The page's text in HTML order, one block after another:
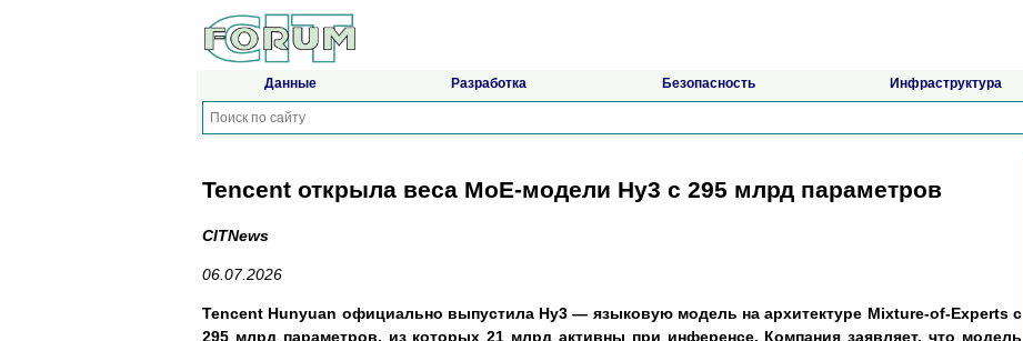
Данные Разработка Безопасность Инфраструктура
Tencent открыла веса MoE-модели Hy3 с 295 млрд параметров
CITNews
06.07.2026
Tencent Hunyuan официально выпустила Hy3 — языковую модель на архитектуре Mixture-of-Experts с
295 млрд параметров, из которых 21 млрд активны при инференсе. Компания заявляет, что модель